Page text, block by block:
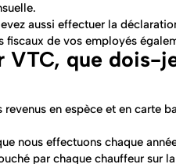
aussi effectuer la
de vos employés
VTC, que dois-
en espèce et en carte
nous effectuons chaque
par chaque chauffeur sur